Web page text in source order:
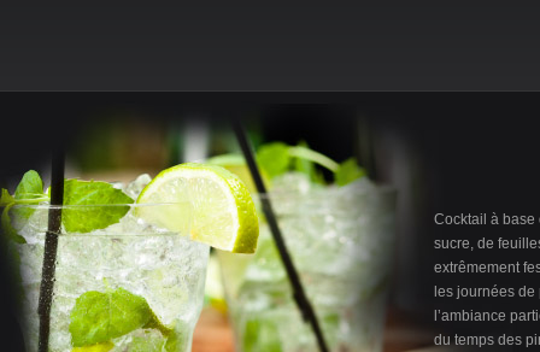
Cocktail à base
sucre, de
extrêmement
les journées
l’ambiance
du temps des